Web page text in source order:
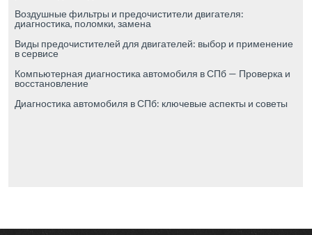
Воздушные фильтры и предочистители двигателя:
диагностика, поломки, замена
Виды предочистителей для двигателей: выбор и применение
в сервисе
Компьютерная диагностика автомобиля в СПб — Проверка и
восстановление
Диагностика автомобиля в СПб: ключевые аспекты и советы